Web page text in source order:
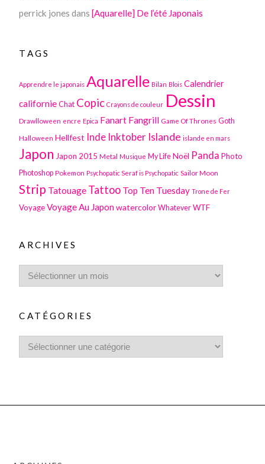
perrick jones dans[Aquarelle] De l’été Japonais
TAGS
Apprendre le japonais Aquarelle Bilan Blois Calendrier
californie Chat Copic Crayons de couleur Dessin
Drawlloween encre Epica Fanart Fangrill Game Of Thrones Goth
Halloween Hellfest Inde Inktober Islande islande en mars
Japon Japon 2015 Metal Musique My Life Noël Panda Photo
Photoshop Pokemon Psychopatic Seraf is Psychopatic Sailor Moon
Strip Tatouage Tattoo Top Ten Tuesday Trone de Fer
Voyage Voyage Au Japon watercolor Whatever WTF
ARCHIVES
CATÉGORIES